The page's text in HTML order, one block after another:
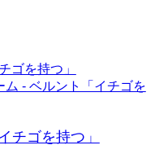
チゴを持つ」